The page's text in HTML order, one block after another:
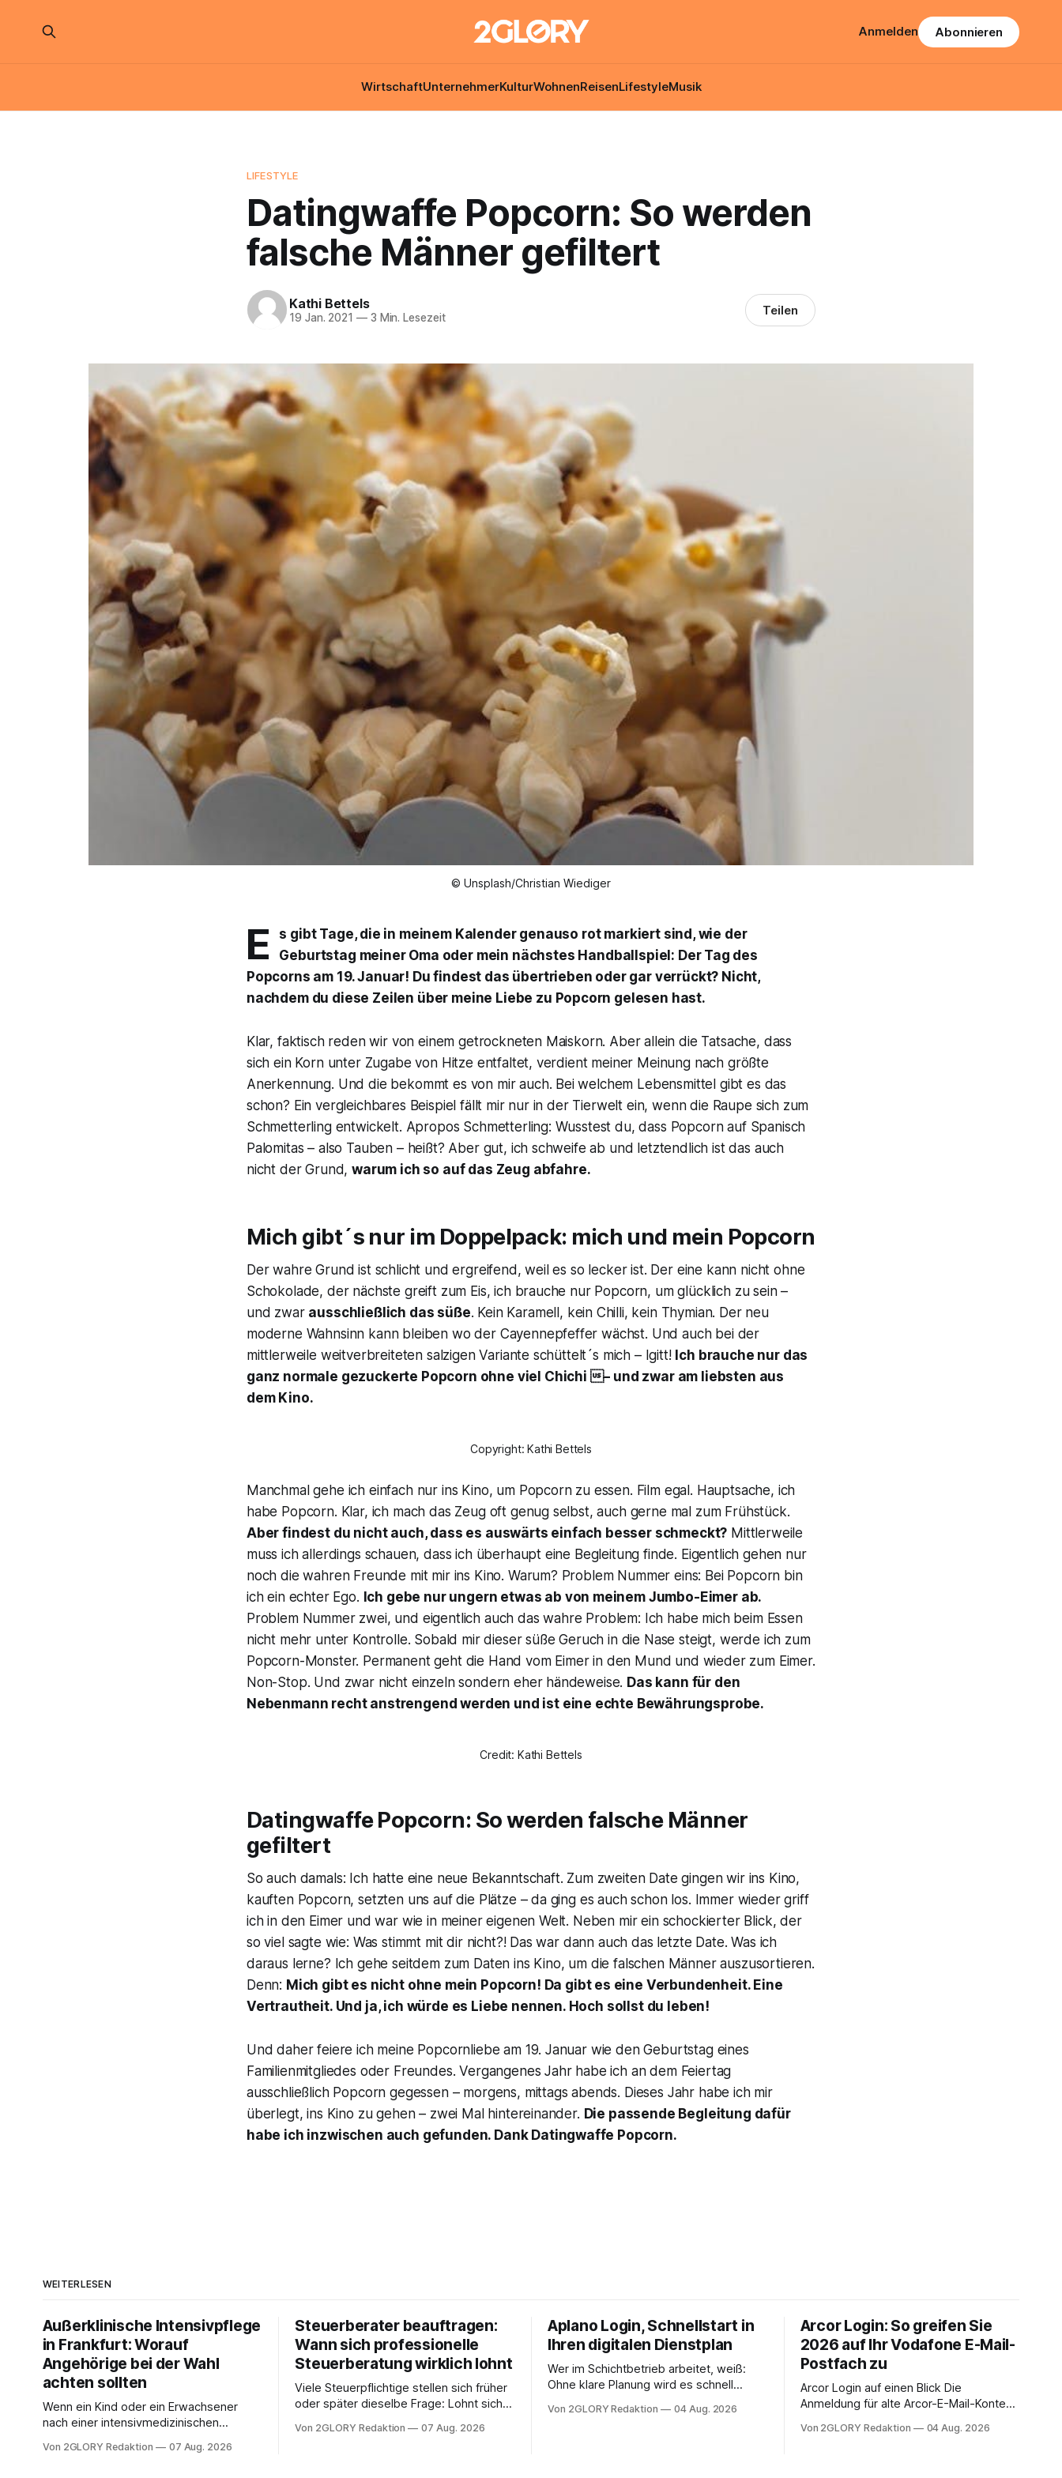
WirtschaftUnternehmerKulturWohnenReisenLifestyleMusik
Anmelden Abonnieren
LIFESTYLE
Datingwaffe Popcorn: So werden
falsche Männer gefiltert
Kathi Bettels
19 Jan. 2021 —3 Min. Lesezeit Teilen
© Unsplash/Christian Wiediger
E
s gibt Tage, die in meinem Kalender genauso rot markiert sind, wie der
Geburtstag meiner Oma oder mein nächstes Handballspiel: Der Tag des
Popcorns am 19. Januar! Du findest das übertrieben oder gar verrückt? Nicht,
nachdem du diese Zeilen über meine Liebe zu Popcorn gelesen hast.
Klar, faktisch reden wir von einem getrockneten Maiskorn. Aber allein die Tatsache, dass
sich ein Korn unter Zugabe von Hitze entfaltet, verdient meiner Meinung nach größte
Anerkennung. Und die bekommt es von mir auch. Bei welchem Lebensmittel gibt es das
schon? Ein vergleichbares Beispiel fällt mir nur in der Tierwelt ein, wenn die Raupe sich zum
Schmetterling entwickelt. Apropos Schmetterling: Wusstest du, dass Popcorn auf Spanisch
Palomitas – also Tauben – heißt? Aber gut, ich schweife ab und letztendlich ist das auch
nicht der Grund,warum ich so auf das Zeug abfahre.
Mich gibt´s nur im Doppelpack: mich und mein Popcorn
Der wahre Grund ist schlicht und ergreifend, weil es so lecker ist. Der eine kann nicht ohne
Schokolade, der nächste greift zum Eis, ich brauche nur Popcorn, um glücklich zu sein –
und zwar ausschließlich das süße. Kein Karamell, kein Chilli, kein Thymian. Der neu
moderne Wahnsinn kann bleiben wo der Cayennepfeffer wächst. Und auch bei der
mittlerweile weitverbreiteten salzigen Variante schüttelt´s mich – Igitt! Ich brauche nur das
ganz normale gezuckerte Popcorn ohne viel Chichi – und zwar am liebsten aus
dem Kino.
Copyright: Kathi Bettels
Manchmal gehe ich einfach nur ins Kino, um Popcorn zu essen. Film egal. Hauptsache, ich
habe Popcorn. Klar, ich mach das Zeug oft genug selbst, auch gerne mal zum Frühstück.
Aber findest du nicht auch, dass es auswärts einfach besser schmeckt? Mittlerweile
muss ich allerdings schauen, dass ich überhaupt eine Begleitung finde. Eigentlich gehen nur
noch die wahren Freunde mit mir ins Kino. Warum? Problem Nummer eins: Bei Popcorn bin
ich ein echter Ego. Ich gebe nur ungern etwas ab von meinem Jumbo-Eimer ab.
Problem Nummer zwei, und eigentlich auch das wahre Problem: Ich habe mich beim Essen
nicht mehr unter Kontrolle. Sobald mir dieser süße Geruch in die Nase steigt, werde ich zum
Popcorn-Monster. Permanent geht die Hand vom Eimer in den Mund und wieder zum Eimer.
Non-Stop. Und zwar nicht einzeln sondern eher händeweise. Das kann für den
Nebenmann recht anstrengend werden und ist eine echte Bewährungsprobe.
Credit: Kathi Bettels
Datingwaffe Popcorn: So werden falsche Männer
gefiltert
So auch damals: Ich hatte eine neue Bekanntschaft. Zum zweiten Date gingen wir ins Kino,
kauften Popcorn, setzten uns auf die Plätze – da ging es auch schon los. Immer wieder griff
ich in den Eimer und war wie in meiner eigenen Welt. Neben mir ein schockierter Blick, der
so viel sagte wie: Was stimmt mit dir nicht?! Das war dann auch das letzte Date. Was ich
daraus lerne? Ich gehe seitdem zum Daten ins Kino, um die falschen Männer auszusortieren.
Denn: Mich gibt es nicht ohne mein Popcorn! Da gibt es eine Verbundenheit. Eine
Vertrautheit. Und ja, ich würde es Liebe nennen. Hoch sollst du leben!
Und daher feiere ich meine Popcornliebe am 19. Januar wie den Geburtstag eines
Familienmitgliedes oder Freundes. Vergangenes Jahr habe ich an dem Feiertag
ausschließlich Popcorn gegessen – morgens, mittags abends. Dieses Jahr habe ich mir
überlegt, ins Kino zu gehen – zwei Mal hintereinander. Die passende Begleitung dafür
habe ich inzwischen auch gefunden. Dank Datingwaffe Popcorn.
WEITERLESEN
Außerklinische Intensivpflege
in Frankfurt: Worauf
Angehörige bei der Wahl
achten sollten
Wenn ein Kind oder ein Erwachsener
nach einer intensivmedizinischen
oder eine engmaschige pflegerische
Von 2GLORY Redaktion 07 Aug. 2026
Steuerberater beauftragen:
Wann sich professionelle
Steuerberatung wirklich lohnt
Viele Steuerpflichtige stellen sich früher
oder später dieselbe Frage: Lohnt sich
sich die Steuererklärung auch in
Von 2GLORY Redaktion 07 Aug. 2026
Aplano Login, Schnellstart in
Ihren digitalen Dienstplan
Wer im Schichtbetrieb arbeitet, weiß:
Ohne klare Planung wird es schnell
zentraler Zugangspunkt, um dienstpläne,
Von 2GLORY Redaktion 04 Aug. 2026
Arcor Login: So greifen Sie
2026 auf Ihr Vodafone E-Mail-
Postfach zu
Arcor Login auf einen Blick Die
Anmeldung für alte Arcor-E-Mail-Konten
noch eine e mail adresse mit der Endung
Von 2GLORY Redaktion 04 Aug. 2026